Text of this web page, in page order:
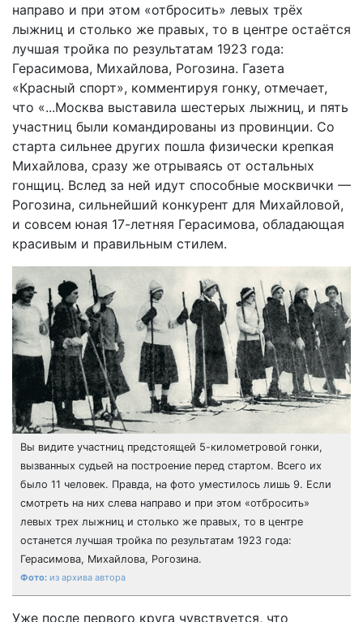
направо и при этом «отбросить» левых трёх
лыжниц и столько же правых, то в центре остаётся
лучшая тройка по результатам 1923 года:
Герасимова, Михайлова, Рогозина. Газета
«Красный спорт», комментируя гонку, отмечает,
что «...Москва выставила шестерых лыжниц, и пять
участниц были командированы из провинции. Со
старта сильнее других пошла физически крепкая
Михайлова, сразу же отрываясь от остальных
гонщиц. Вслед за ней идут способные москвички —
Рогозина, сильнейший конкурент для Михайловой,
и совсем юная 17-летняя Герасимова, обладающая
красивым и правильным стилем.
Вы видите участниц предстоящей 5-километровой гонки,
вызванных судьей на построение перед стартом. Всего их
было 11 человек. Правда, на фото уместилось лишь 9. Если
смотреть на них слева направо и при этом «отбросить»
левых трех лыжниц и столько же правых, то в центре
останется лучшая тройка по результатам 1923 года:
Герасимова, Михайлова, Рогозина.
из архива автора
Уже после первого круга чувствуется, что